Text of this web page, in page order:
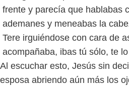
frente y parecía que hablabas
ademanes y meneabas la
Tere irguiéndose con cara de
acompañaba, ibas tú sólo, te
Al escuchar esto, Jesús sin
esposa abriendo aún más los